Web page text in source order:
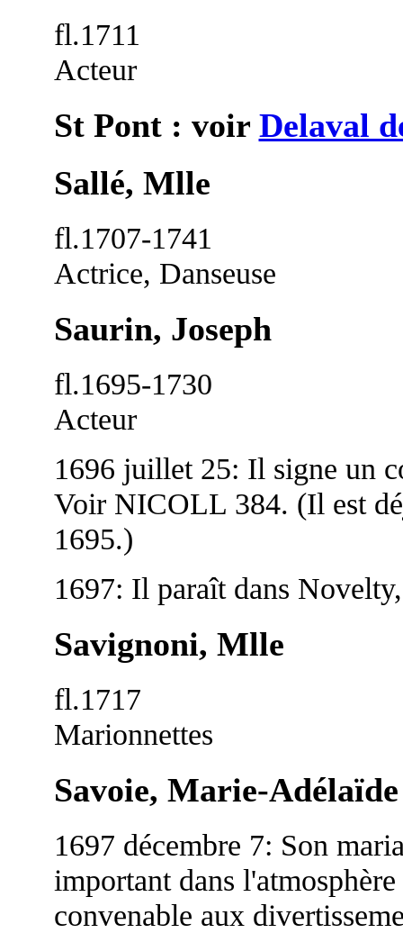
fl.1711
Acteur
St Pont : voir Delaval
Sallé, Mlle
fl.1707-1741
Actrice, Danseuse
Saurin, Joseph
fl.1695-1730
Acteur
1696 juillet 25: Il signe un
Voir NICOLL 384. (Il est
1695.)
1697: Il paraît dans
Savignoni, Mlle
fl.1717
Marionnettes
Savoie, Marie-
1697 décembre 7: Son
important dans
convenable aux